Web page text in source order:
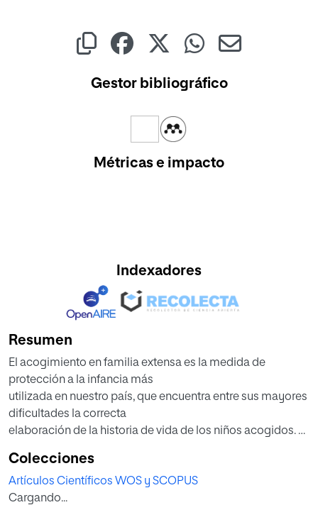
Gestor bibliográfico
Métricas e impacto
Indexadores
Resumen
El acogimiento en familia extensa es la medida de
protección a la infancia más
utilizada en nuestro país, que encuentra entre sus mayores
dificultades la correcta
elaboración de la historia de vida de los niños acogidos. Si
la historia vital del niño, que generalmente contiene
situaciones dramáticas, no se
elabora adecuadamente, puede generar problemas
Colecciones
Artículos Científicos WOS y SCOPUS
Cargando...